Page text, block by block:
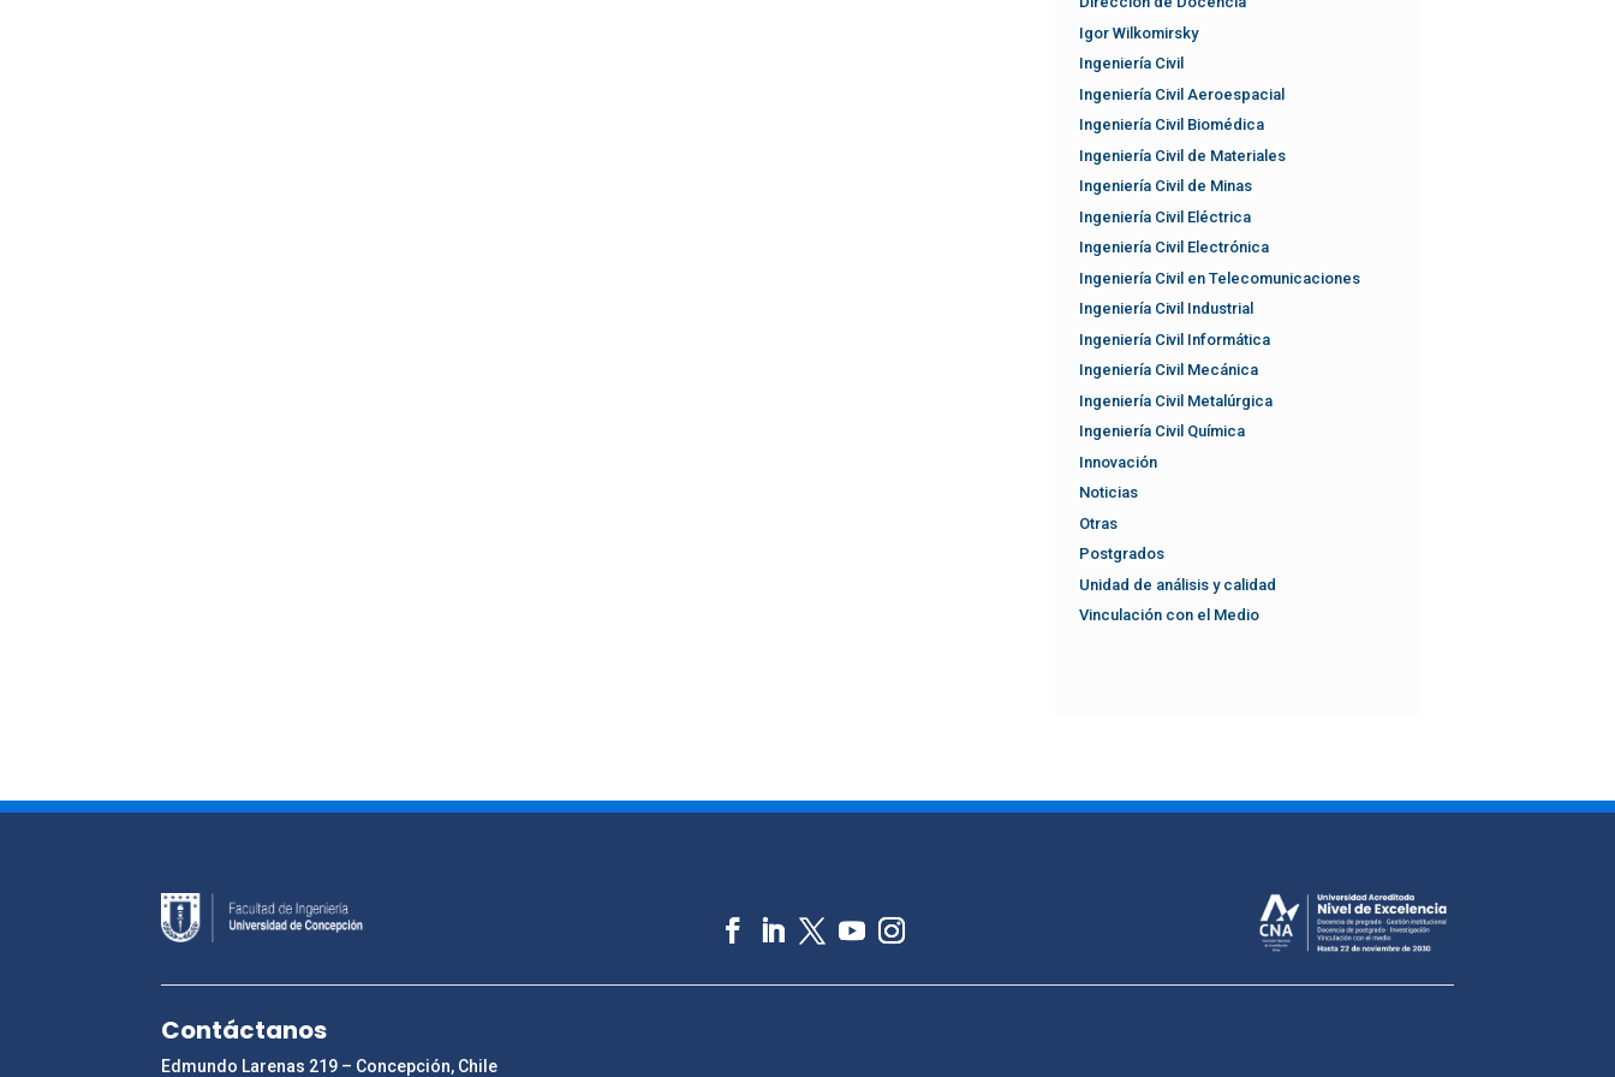
Igor Wilkomirsky
Ingeniería Civil
Ingeniería Civil Aeroespacial
Ingeniería Civil Biomédica
Ingeniería Civil de Materiales
Ingeniería Civil de Minas
Ingeniería Civil Eléctrica
Ingeniería Civil Electrónica
Ingeniería Civil en Telecomunicaciones
Ingeniería Civil Industrial
Ingeniería Civil Informática
Ingeniería Civil Mecánica
Ingeniería Civil Metalúrgica
Ingeniería Civil Química
Innovación
Noticias
Otras
Postgrados
Unidad de análisis y calidad
Vinculación con el Medio
Contáctanos
Edmundo Larenas 219 – Concepción, Chile